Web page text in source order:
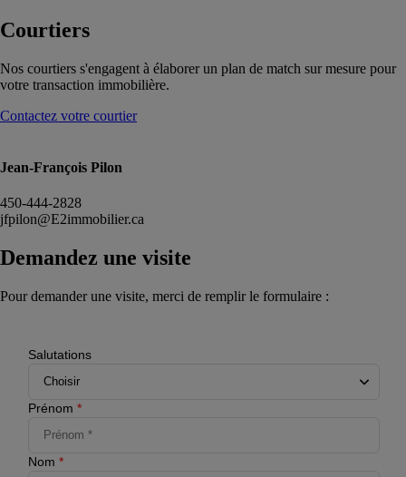
Courtiers
Nos courtiers s'engagent à élaborer un plan de match sur mesure pour
votre transaction immobilière.
Contactez votre courtier
Jean-François Pilon
450-444-2828
jfpilon@E2immobilier.ca
Demandez une visite
Pour demander une visite, merci de remplir le formulaire :
Salutations
Prénom *
Nom *